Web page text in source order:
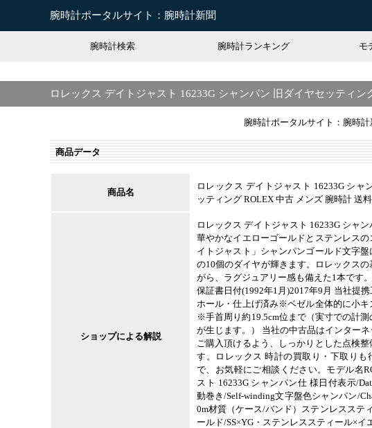
腕時計ポータルサイト：腕時計新聞
腕時計検索 腕時計ランキング モ
ロレックス デイトジャスト 16233G シャンパン 旧ダイヤセッティ
腕時計ポータルサイト：腕時計
商品データ
商品名
ロレックス デイトジャスト 16233G シャ
ッティング ROLEX 中古 メンズ 腕時計 送
ショップによる解説
ロレックス デイトジャスト 16233G シャ
華やかなイエローゴールドとステンレス
イトジャスト」シャンパンゴールド文字
の10個のダイヤが輝きます。ロレックス
がら、ラグジュアリー感も備えた1本です
保証書日付(1992年1月)2017年9月 当社提
ホール・仕上げ済み※ベゼル全体的に小キ
※手首周り約19.5cm位まで（実寸での計
が生じます。） 当社の中古品はインター
ご購入頂けるよう、しっかりとした点検整
す。ロレックス 時計の買取り・下取りも
で、お気軽にご相談ください。モデル名
スト 16233G シャンパン仕 様日付表示/
動巻き/Self-winding文字盤色シャンパン/
0m材質（ケース/バンド）ステンレスステ
ールド/SS×YG・ステンレススティール×イ